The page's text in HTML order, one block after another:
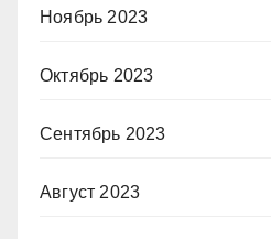
Ноябрь 2023
Октябрь 2023
Сентябрь 2023
Август 2023